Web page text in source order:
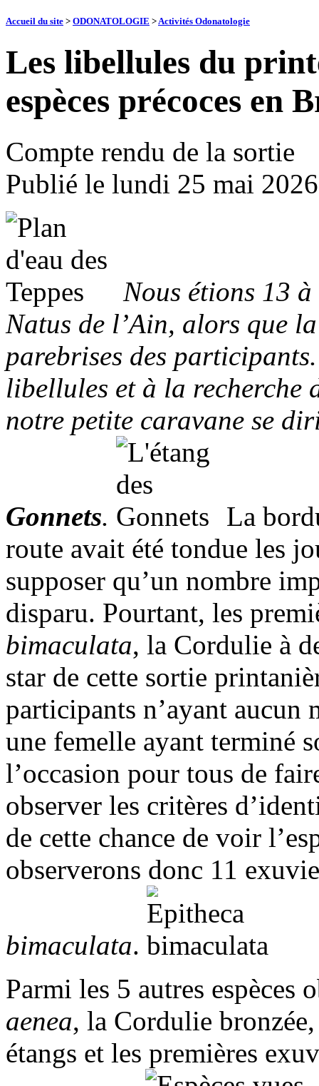
Accueil du site > ODONATOLOGIE >Activités Odonatologie
Les libellules du
espèces précoces en
Compte rendu de la sortie
Publié le lundi 25 mai 2026
Nous étions 13
Natus de l’Ain, alors que
parebrises des
libellules et à la recherche
notre petite caravane se
Gonnets.
La
route avait été tondue les
supposer qu’un nombre
disparu. Pourtant, les
bimaculata, la Cordulie à
star de cette sortie
participants n’ayant
une femelle ayant terminé
l’occasion pour tous de
observer les critères
de cette chance de voir
observerons donc 11
bimaculata.
Parmi les 5 autres espèces
aenea, la Cordulie
étangs et les premières